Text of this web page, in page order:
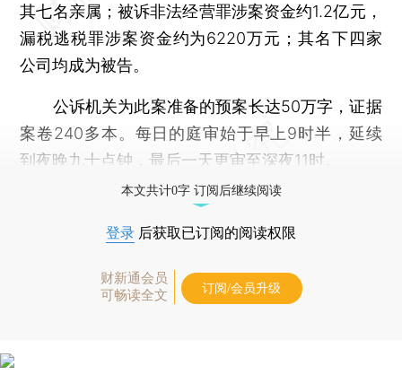
其七名亲属；被诉非法经营罪涉案资金约1.2亿元，
漏税逃税罪涉案资金约为6220万元；其名下四家
公司均成为被告。
公诉机关为此案准备的预案长达50万字，证据
案卷240多本。每日的庭审始于早上9时半，延续
到夜晚九十点钟，最后一天更审至深夜11时。
本文共计0字 订阅后继续阅读
登录 后获取已订阅的阅读权限
财新通会员
可畅读全文
订阅/会员升级